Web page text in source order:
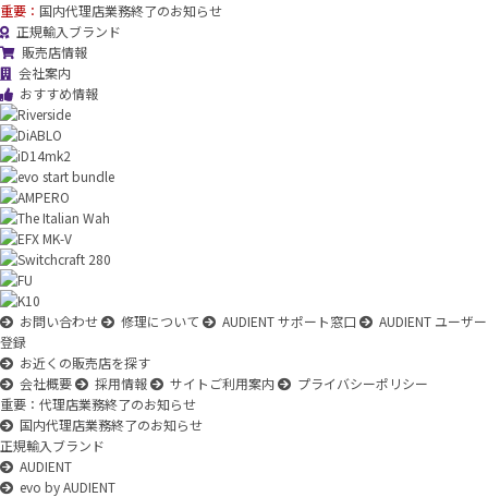
重要： 国内代理店業務終了のお知らせ
正規輸入ブランド
販売店情報
会社案内
おすすめ情報
お問い合わせ 修理について AUDIENT サポート窓口
AUDIENT ユーザー
登録
お近くの販売店を探す
会社概要
採用情報 サイトご利用案内
プライバシーポリシー
重要：代理店業務終了のお知らせ
国内代理店業務終了のお知らせ
正規輸入ブランド
AUDIENT
evo by AUDIENT